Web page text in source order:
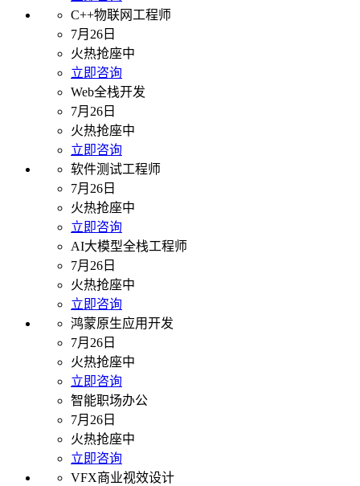
C++物联网工程师
7月26日
火热抢座中
立即咨询
Web全栈开发
7月26日
火热抢座中
立即咨询
软件测试工程师
7月26日
火热抢座中
立即咨询
AI大模型全栈工程师
7月26日
火热抢座中
立即咨询
鸿蒙原生应用开发
7月26日
火热抢座中
立即咨询
智能职场办公
7月26日
火热抢座中
立即咨询
VFX商业视效设计